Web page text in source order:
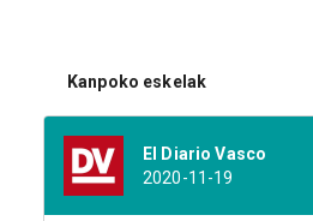
Kanpoko eskelak
El Diario Vasco
2020-11-19